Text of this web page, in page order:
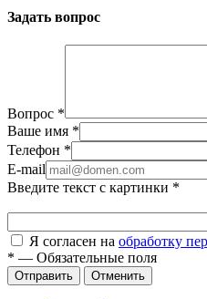
Задать вопрос
Вопрос *
Ваше имя *
Телефон *
E-mail
Введите текст с картинки *
Я согласен на обработку
* — Обязательные поля
Отправить Отменить